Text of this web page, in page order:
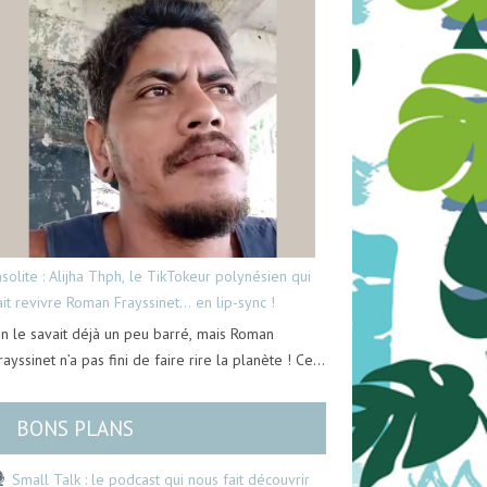
: Alijha Thph, le TikTokeur polynésien qui
revivre Roman Frayssinet… en lip-sync !
le savait déjà un peu barré, mais Roman
n’a pas fini de faire rire la planète ! Ce…
BONS PLANS
Small Talk : le podcast qui nous fait découvrir